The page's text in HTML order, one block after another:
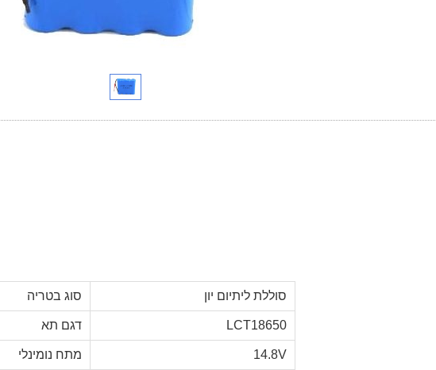
סוג בטריה סוללת ליתיום יון
דגם תא LCT18650
מתח נומינלי 14.8V